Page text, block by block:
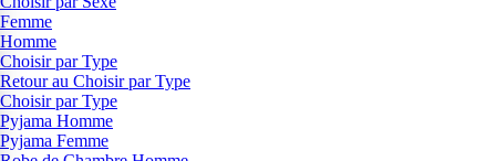
Femme
Homme
Choisir par Type
Retour au Choisir par Type
Choisir par Type
Pyjama Homme
Pyjama Femme